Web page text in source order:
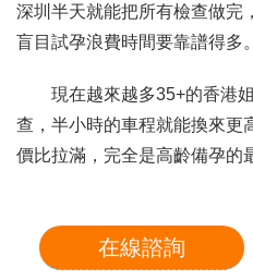
深圳半天就能把所有檢查做完
盲目試孕浪費時間要靠譜得多。
現在越來越多35+的香港
查，半小時的車程就能換來更
價比拉滿，完全是高齡備孕的
在線諮詢